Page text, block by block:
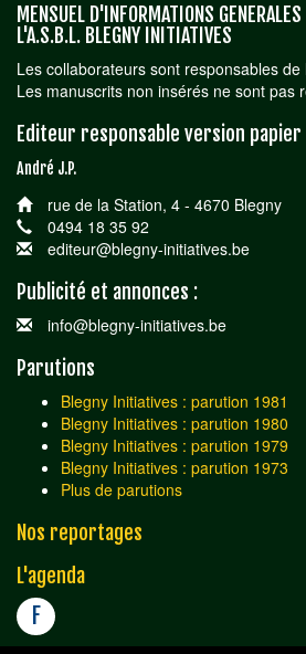
MENSUEL D'INFORMATIONS
L'A.S.B.L. BLEGNY INITIATIVES
Les collaborateurs sont responsables de
Les manuscrits non insérés ne sont pas
Editeur responsable version papier
André J.P.
rue de la Station, 4 - 4670 Blegny
0494 18 35 92
editeur@blegny-initiatives.be
Publicité et annonces :
info@blegny-initiatives.be
Parutions
Blegny Initiatives : parution 1981
Blegny Initiatives : parution 1980
Blegny Initiatives : parution 1979
Blegny Initiatives : parution 1973
Plus de parutions
Nos reportages
L'agenda
F